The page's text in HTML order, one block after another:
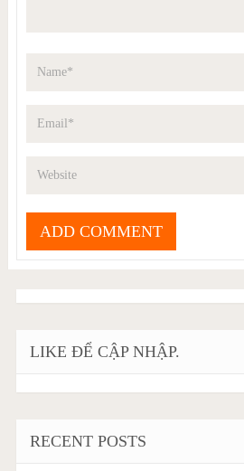
LIKE ĐỂ CẬP NHẬP.
RECENT POSTS